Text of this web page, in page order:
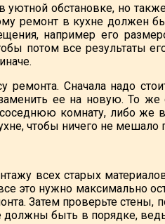
обстановке, но
ремонт в кухне должен
например его
потом все результаты
ремонта. Сначала надо
ее на новую. То же
комнату, либо же
чтобы ничего не мешало
всех старых
это нужно максимально
Затем проверьте стены,
быть в порядке, ведь